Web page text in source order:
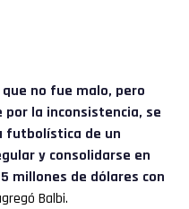
no fue malo, pero
la inconsistencia, se
futbolística de un
y consolidarse en
millones de dólares con
Balbi.